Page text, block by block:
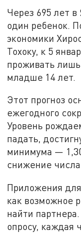
Через 695 лет
один ребенок.
экономики
Тохоку, к 5
проживать
младше 14 лет.
Этот прогноз
ежегодного
Уровень
падать,
минимума —
снижение
Приложения
как возможное
найти
опросу, каждая